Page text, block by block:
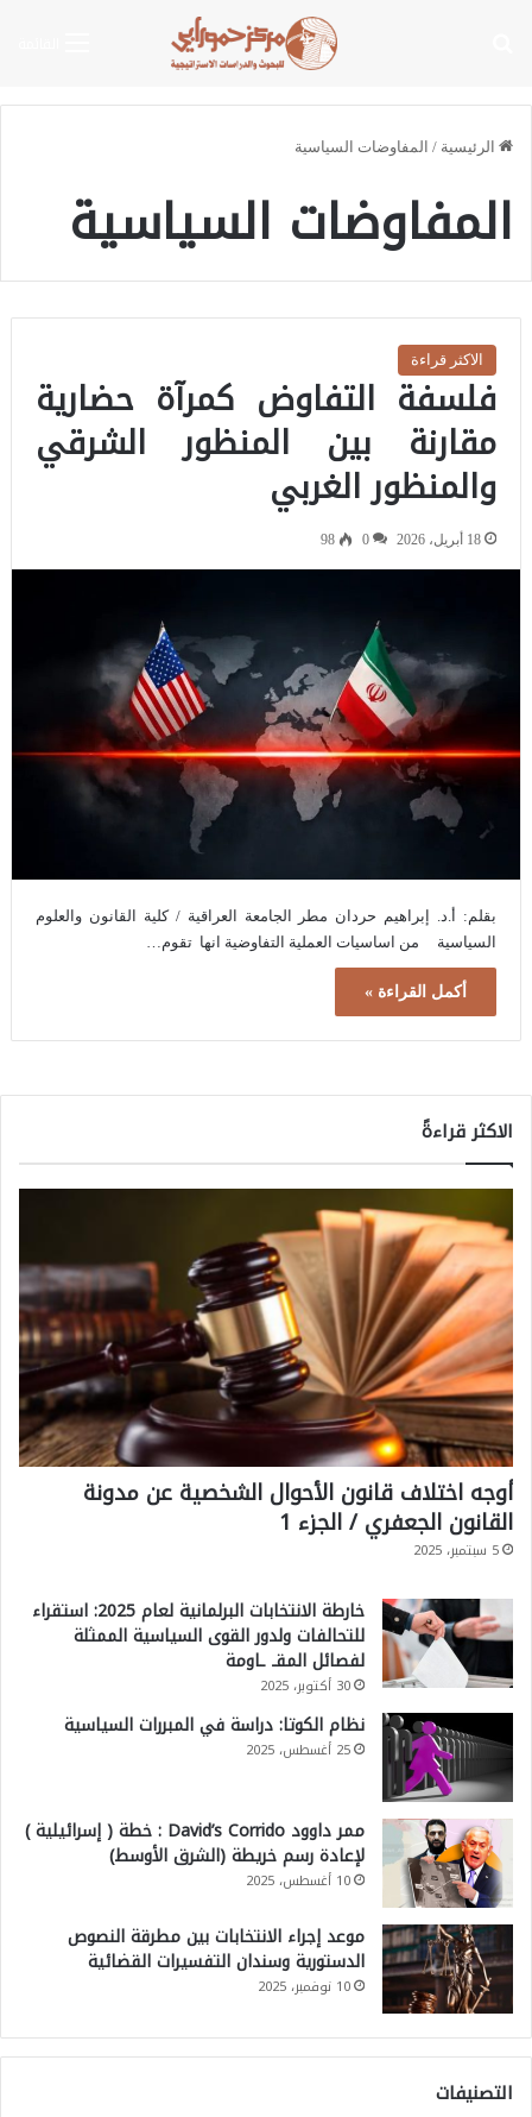
الرئيسية / المفاوضات السياسية
المفاوضات السياسية
الاكثر قراءة
فلسفة التفاوض كمرآة حضارية
مقارنة بين المنظور الشرقي
والمنظور الغربي
18 أبريل، 2026 0
98
بقلم: أ.د. إبراهيم حردان مطر الجامعة العراقية / كلية القانون والعلوم
السياسية من اساسيات العملية التفاوضية انها تقوم…
أكمل القراءة »
الاكثر قراءةً
أوجه اختلاف قانون الأحوال الشخصية عن مدونة
القانون الجعفري / الجزء 1
5 سبتمبر، 2025
خارطة الانتخابات البرلمانية لعام 2025: استقراء
للتحالفات ولدور القوى السياسية الممثلة
لفصائل المقـ ـاومة
30 أكتوبر، 2025
نظام الكوتا: دراسة في المبررات السياسية
25 أغسطس، 2025
ممر داوود David’s Corrido : خطة ( إسرائيلية )
لإعادة رسم خريطة (الشرق الأوسط)
10 أغسطس، 2025
موعد إجراء الانتخابات بين مطرقة النصوص
الدستورية وسندان التفسيرات القضائية
10 نوفمبر، 2025
التصنيفات